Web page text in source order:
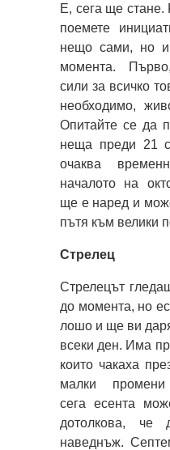
Е, сега ще стане.
поемете
нещо сами, но
момента.
сили за всичко
необходимо,
Опитайте се да
неща преди 21
очаква
началото на
ще е наред и
пътя към велики
Стрелец
Стрелецът
до момента, но
лошо и ще ви
всеки ден. Има
които чакаха
малки
сега есента
дотолкова, че
наведнъж.